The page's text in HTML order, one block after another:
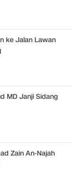
ke Jalan Lawan
MD Janji Sidang
Zain An-Najah